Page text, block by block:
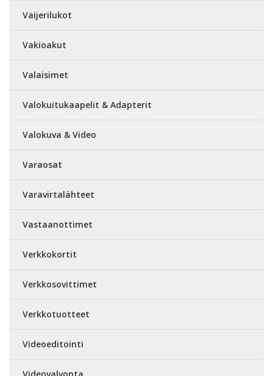
Vaijerilukot
Vakioakut
Valaisimet
Valokuitukaapelit & Adapterit
Valokuva & Video
Varaosat
Varavirtalähteet
Vastaanottimet
Verkkokortit
Verkkosovittimet
Verkkotuotteet
Videoeditointi